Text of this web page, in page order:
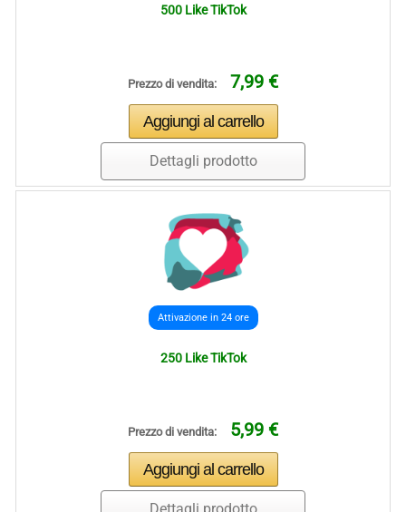
500 Like TikTok
Prezzo di vendita: 7,99 €
Dettagli prodotto
Attivazione in 24 ore
250 Like TikTok
Prezzo di vendita: 5,99 €